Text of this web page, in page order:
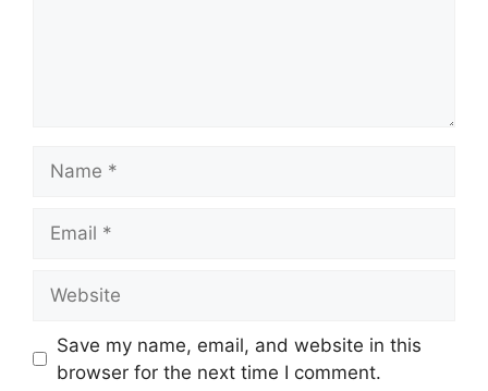
Save my name, email, and website in this
browser for the next time I comment.